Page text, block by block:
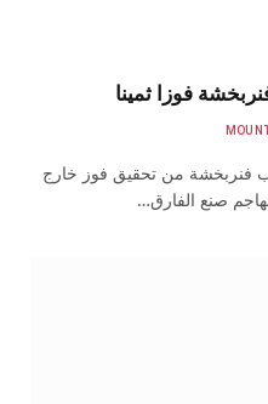
فوزا ثمينا
فنربخشة من تحقيق فوز خارج
صنع الفارق…